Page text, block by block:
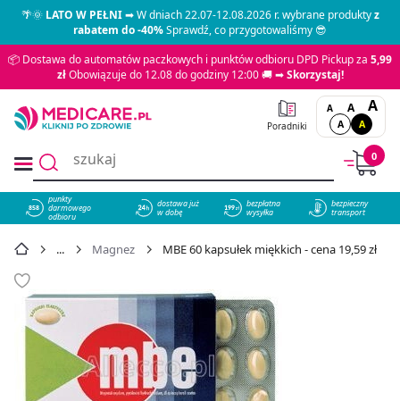
🌴🌞LATO W PEŁNI➡ W dniach 22.07-12.08.2026 r. wybrane produktyz
rabatem do -40%Sprawdź, co przygotowaliśmy 😎
📦 Dostawa do automatów paczkowych i punktów odbioru DPD Pickup za 5,99
złObowiązuje do 12.08 do godziny 12:00 🚚 ➡Skorzystaj!
Poradniki
A A A
A A
0
858
punkty
darmowego
odbioru
dostawa już
w dobę
bezpłatna
wysyłka
bezpieczny
transport
Magnez MBE 60 kapsułek miękkich - cena 19,59 zł